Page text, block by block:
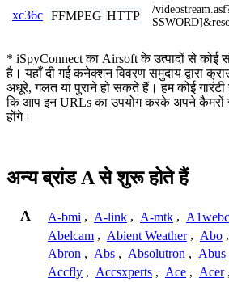
xc36c FFMPEG HTTP
/
* iSpyConnect का Airsoft के उत्पादों से कोई
है। यहाँ दी गई कनेक्शन विवरण समुदाय द्वारा
अधूरे, गलत या पुराने हो सकते हैं। हम कोई गारंटी
कि आप इन URLs का उपयोग करके अपने
होंगे।
अन्य ब्रांड A से शुरू होते हैं
A A-bmi , A-link , A-mtk ,
Abelcam , Abient Weather , Abo ,
Abron , Abs , Absolutron , Abus
Accfly , Accsxperts , Ace , Acer ,